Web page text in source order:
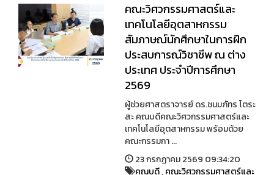
คณะวิศวกรรมศาสตร์และ
เทคโนโลยีอุตสาหกรรม
สัมภาษณ์นักศึกษาในการฝึก
ประสบการณ์วิชาชีพ ณ ต่าง
ประเทศ ประจำปีการศึกษา
2569
ผู้ช่วยศาสตราจารย์ ดร.ชนมภัทร โตระ
สะ คณบดีคณะวิศวกรรมศาสตร์และ
เทคโนโลยีอุตสาหกรรม พร้อมด้วย
คณะกรรมกา ...
23 กรกฏาคม 2569 09:34:20
คณบดี,คณะวิศวกรรมศาสตร์และ